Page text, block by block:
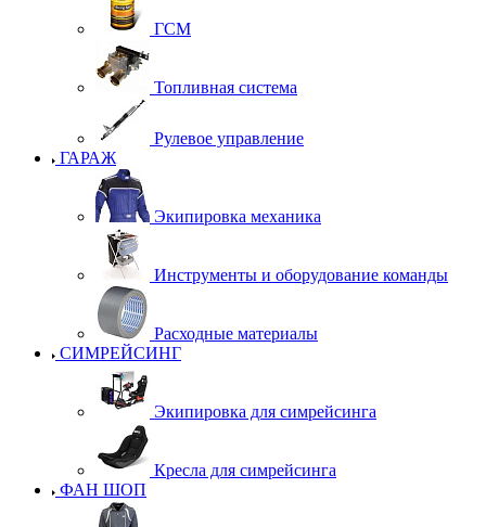
ГСМ
Топливная система
Рулевое управление
ГАРАЖ
Экипировка механика
Инструменты и оборудование команды
Расходные материалы
СИМРЕЙСИНГ
Экипировка для симрейсинга
Кресла для симрейсинга
ФАН ШОП